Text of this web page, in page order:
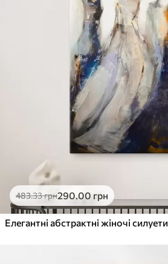
483.33грн290.00 грн
Елегантні абстрактні жіночі силуети